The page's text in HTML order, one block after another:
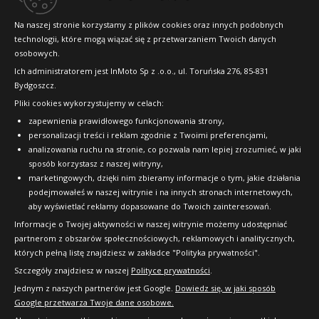
Na naszej stronie korzystamy z plików cookies oraz innych podobnych
technologii, które mogą wiązać się z przetwarzaniem Twoich danych
osobowych.
Ich administratorem jest InMoto Sp z .o.o., ul. Toruńska 276, 85-831
Bydgoszcz.
Pliki cookies wykorzystujemy w celach:
zapewnienia prawidłowego funkcjonowania strony,
personalizacji treści i reklam zgodnie z Twoimi preferencjami,
analizowania ruchu na stronie, co pozwala nam lepiej zrozumieć, w jaki
sposób korzystasz z naszej witryny,
marketingowych, dzięki nim zbieramy informacje o tym, jakie działania
podejmowałeś w naszej witrynie i na innych stronach internetowych,
aby wyświetlać reklamy dopasowane do Twoich zainteresowań.
Informacje o Twojej aktywności w naszej witrynie możemy udostępniać
partnerom z obszarów społecznościowych, reklamowych i analitycznych,
których pełną listę znajdziesz w zakładce "Polityka prywatności".
Szczegóły znajdziesz w naszej Polityce prywatności.
Jednym z naszych partnerów jest Google. Dowiedz się, w jaki sposób
Google przetwarza Twoje dane osobowe.
Raty
FAQ
OFICJALNY PARTNER